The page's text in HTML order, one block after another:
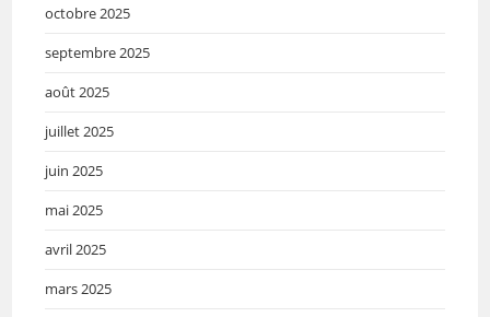
octobre 2025
septembre 2025
août 2025
juillet 2025
juin 2025
mai 2025
avril 2025
mars 2025